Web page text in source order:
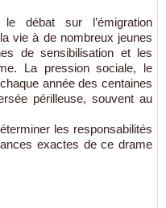
débat sur l’émigration
vie à de nombreux jeunes
de sensibilisation et les
La pression sociale, le
année des centaines
périlleuse, souvent au
les responsabilités
exactes de ce drame